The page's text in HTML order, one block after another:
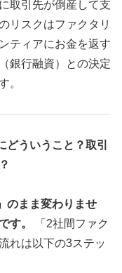
取引先が倒産して支
リスクはファクタリ
ティアにお金を返す
銀行融資）との決定
。
ういうこと？取引
のまま変わりませ
す。
「2社間ファク
れは以下の3ステッ